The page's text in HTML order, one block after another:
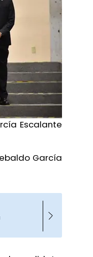
Escalante
García